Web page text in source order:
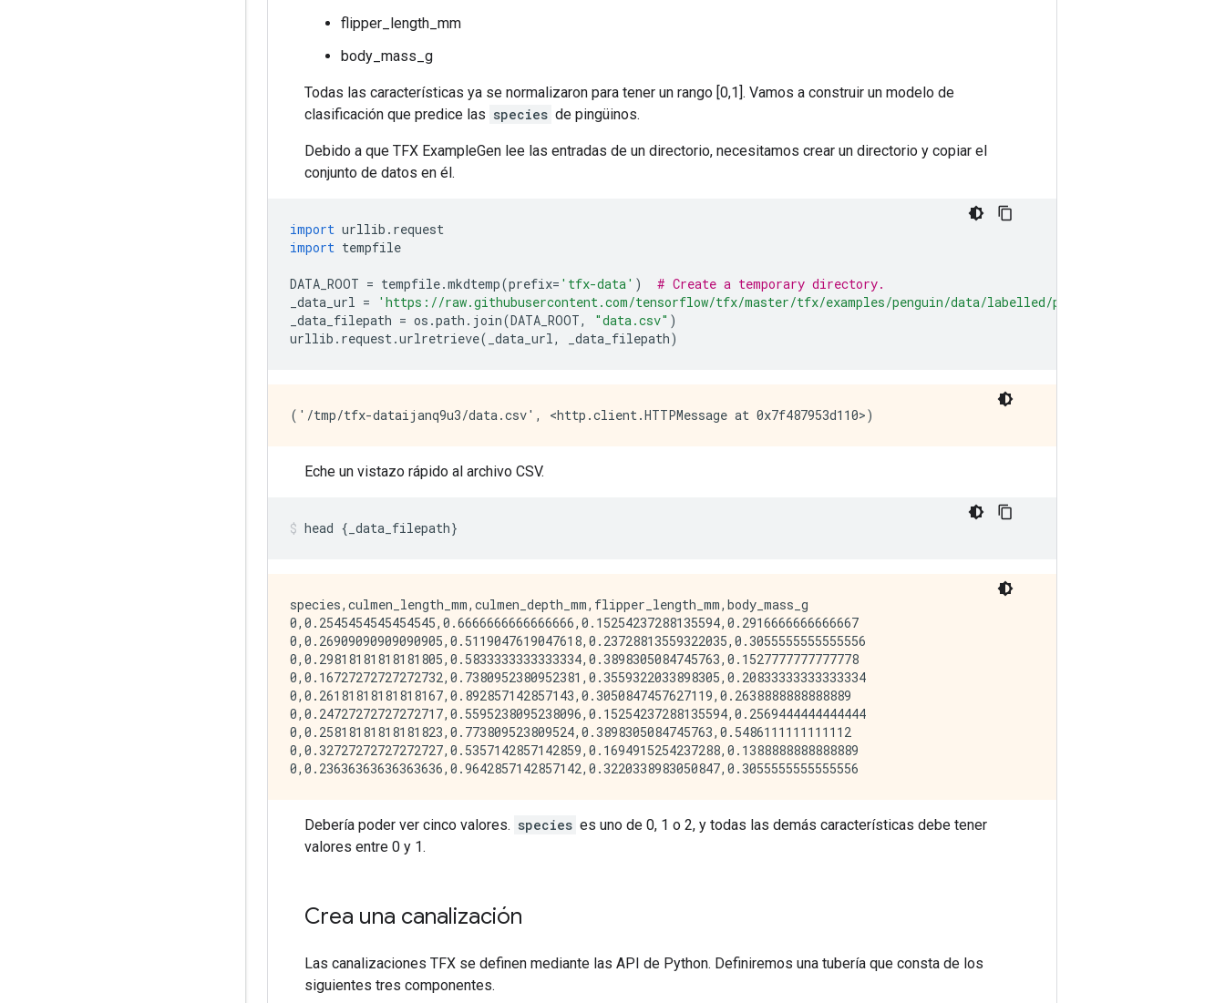
flipper_length_mm
body_mass_g
Todas las características ya se normalizaron para tener un rango [0,1]. Vamos a construir un modelo de
clasificación que predice las species de pingüinos.
Debido a que TFX ExampleGen lee las entradas de un directorio, necesitamos crear un directorio y copiar el
conjunto de datos en él.
import urllib . request
import tempfile
DATA_ROOT = tempfile.mkdtemp(prefix= 'tfx-data' )
# Create a temporary directory.
_data_url =
'https://raw.githubusercontent.com/tensorflow/tfx/master/tfx/examples/penguin/data/labelled/penguins_processed.csv'
_data_filepath = os .path . join(DATA_ROOT, "data.csv" )
urllib . request.urlretrieve( _data_url, _data_filepath)
Eche un vistazo rápido al archivo CSV.
head { _data_filepath}
species,culmen_length_mm,culmen_depth_mm,flipper_length_mm,body_mass_g
0,0.2545454545454545,0.6666666666666666,0.15254237288135594,0.2916666666666667
0,0.26909090909090905,0.5119047619047618,0.23728813559322035,0.3055555555555556
0,0.29818181818181805,0.5833333333333334,0.3898305084745763,0.1527777777777778
0,0.16727272727272732,0.7380952380952381,0.3559322033898305,0.20833333333333334
0,0.26181818181818167,0.892857142857143,0.3050847457627119,0.2638888888888889
0,0.24727272727272717,0.5595238095238096,0.15254237288135594,0.2569444444444444
0,0.25818181818181823,0.773809523809524,0.3898305084745763,0.5486111111111112
0,0.32727272727272727,0.5357142857142859,0.1694915254237288,0.1388888888888889
Debería poder ver cinco valores. species es uno de 0, 1 o 2, y todas las demás características debe tener
valores entre 0 y 1.
Crea una canalización
Las canalizaciones TFX se definen mediante las API de Python. Definiremos una tubería que consta de los
siguientes tres componentes.